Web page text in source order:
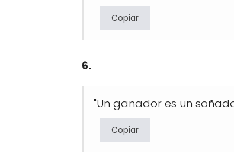
Copiar
6.
"Un ganador es un
Copiar